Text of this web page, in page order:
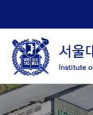
로
메
뉴